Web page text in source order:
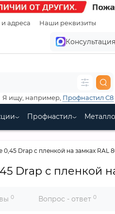
адреса Наши реквизиты
Я ищу, например, Профнастил С8
Профнастил
Drap с пленкой на замках RAL
Drap с пленкой
0 Вопрос - ответ 0